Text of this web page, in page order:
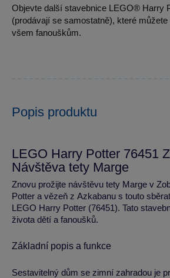
Objevte další stavebnice LEGO® Harry
(prodávají se samostatně), které můžete
všem fanouškům.
Popis produktu
LEGO Harry Potter 76451
Návštěva tety Marge
Znovu prožijte návštěvu tety Marge v
Potter a vězeň z Azkabanu s touto
LEGO Harry Potter (76451). Tato
života dětí a fanoušků.
Základní popis a funkce
Sestavitelný dům se zimní zahradou je